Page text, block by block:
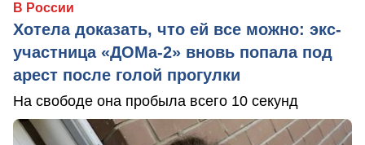
В России
Хотела доказать, что ей все можно: экс-
участница «ДОМа-2» вновь попала под
арест после голой прогулки
На свободе она пробыла всего 10 секунд